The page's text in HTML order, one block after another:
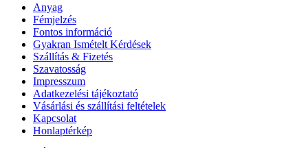
Anyag
Fémjelzés
Fontos információ
Gyakran Ismételt Kérdések
Szállítás & Fizetés
Szavatosság
Impresszum
Adatkezelési tájékoztató
Vásárlási és szállítási feltételek
Kapcsolat
Honlaptérkép